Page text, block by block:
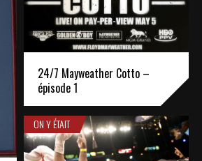
24/7 Mayweather Cotto –
épisode 1
ON Y ÉTAIT